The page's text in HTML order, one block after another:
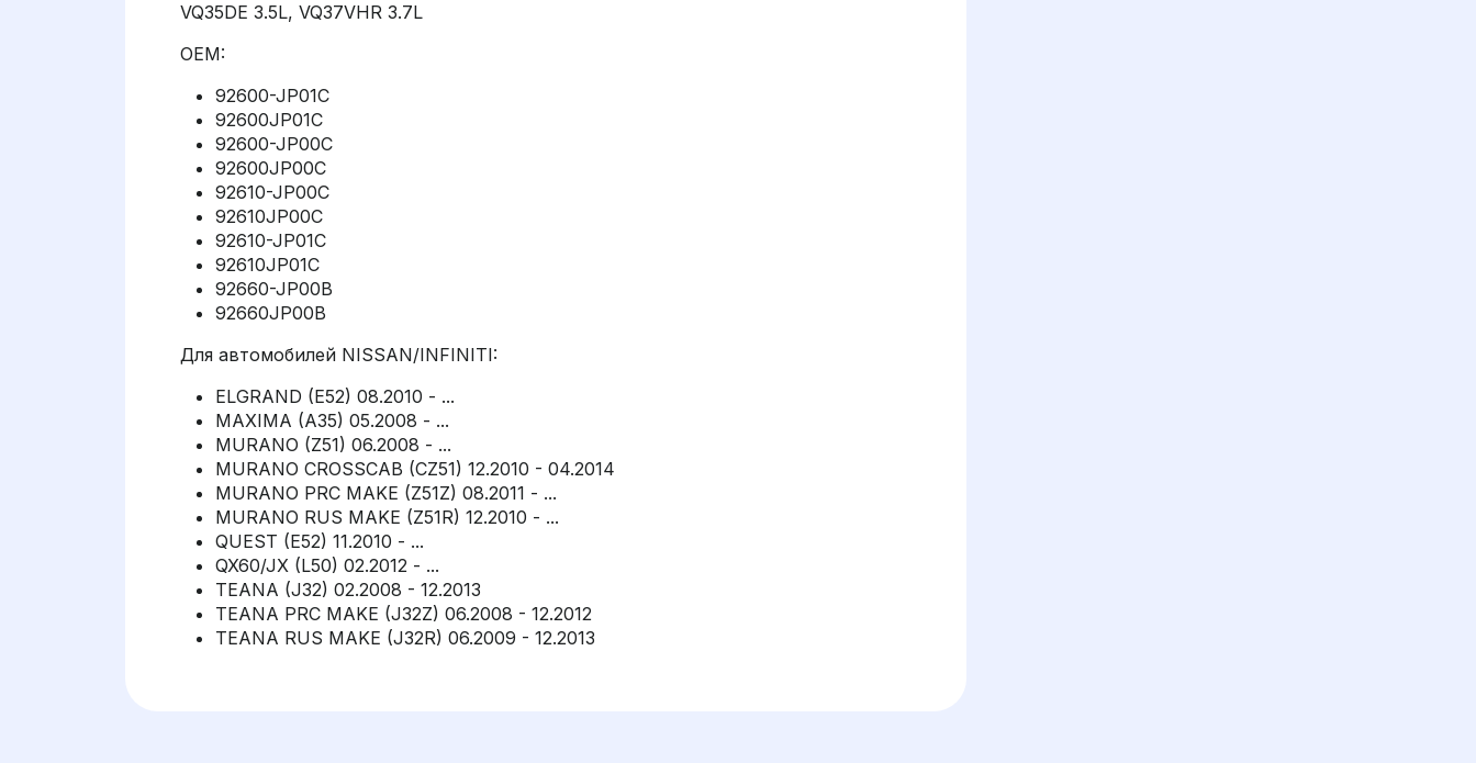
VQ35DE 3.5L, VQ37VHR 3.7L
OEM:
92600-JP01C
92600JP01C
92600-JP00C
92600JP00C
92610-JP00C
92610JP00C
92610-JP01C
92610JP01C
92660-JP00B
92660JP00B
Для автомобилей NISSAN/INFINITI:
ELGRAND (E52) 08.2010 - ...
MAXIMA (A35) 05.2008 - ...
MURANO (Z51) 06.2008 - ...
MURANO CROSSCAB (CZ51) 12.2010 - 04.2014
MURANO PRC MAKE (Z51Z) 08.2011 - ...
MURANO RUS MAKE (Z51R) 12.2010 - ...
QUEST (E52) 11.2010 - ...
QX60/JX (L50) 02.2012 - ...
TEANA (J32) 02.2008 - 12.2013
TEANA PRC MAKE (J32Z) 06.2008 - 12.2012
TEANA RUS MAKE (J32R) 06.2009 - 12.2013